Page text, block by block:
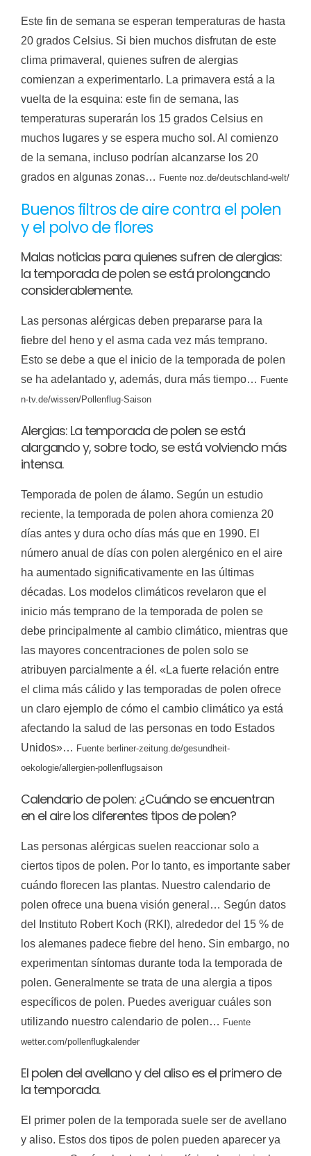
Este fin de semana se esperan temperaturas de hasta
20 grados Celsius. Si bien muchos disfrutan de este
clima primaveral, quienes sufren de alergias
comienzan a experimentarlo. La primavera está a la
vuelta de la esquina: este fin de semana, las
temperaturas superarán los 15 grados Celsius en
muchos lugares y se espera mucho sol. Al comienzo
de la semana, incluso podrían alcanzarse los 20
grados en algunas zonas… Fuente noz.de/deutschland-welt/
Buenos filtros de aire contra el polen
y el polvo de flores
Malas noticias para quienes sufren de alergias:
la temporada de polen se está prolongando
considerablemente.
Las personas alérgicas deben prepararse para la
fiebre del heno y el asma cada vez más temprano.
Esto se debe a que el inicio de la temporada de polen
se ha adelantado y, además, dura más tiempo… Fuente
n-tv.de/wissen/Pollenflug-Saison
Alergias: La temporada de polen se está
alargando y, sobre todo, se está volviendo más
intensa.
Temporada de polen de álamo. Según un estudio
reciente, la temporada de polen ahora comienza 20
días antes y dura ocho días más que en 1990. El
número anual de días con polen alergénico en el aire
ha aumentado significativamente en las últimas
décadas. Los modelos climáticos revelaron que el
inicio más temprano de la temporada de polen se
debe principalmente al cambio climático, mientras que
las mayores concentraciones de polen solo se
atribuyen parcialmente a él. «La fuerte relación entre
el clima más cálido y las temporadas de polen ofrece
un claro ejemplo de cómo el cambio climático ya está
afectando la salud de las personas en todo Estados
Unidos»… Fuente berliner-zeitung.de/gesundheit-
oekologie/allergien-pollenflugsaison
Calendario de polen: ¿Cuándo se encuentran
en el aire los diferentes tipos de polen?
Las personas alérgicas suelen reaccionar solo a
ciertos tipos de polen. Por lo tanto, es importante saber
cuándo florecen las plantas. Nuestro calendario de
polen ofrece una buena visión general… Según datos
del Instituto Robert Koch (RKI), alrededor del 15 % de
los alemanes padece fiebre del heno. Sin embargo, no
experimentan síntomas durante toda la temporada de
polen. Generalmente se trata de una alergia a tipos
específicos de polen. Puedes averiguar cuáles son
utilizando nuestro calendario de polen… Fuente
wetter.com/pollenflugkalender
El polen del avellano y del aliso es el primero de
la temporada.
El primer polen de la temporada suele ser de avellano
y aliso. Estos dos tipos de polen pueden aparecer ya